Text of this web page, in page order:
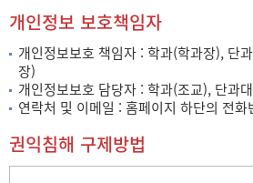
개인정보 보호책임자
개인정보보호 책임자 : 학과(학과장), 단
장)
개인정보보호 담당자 : 학과(조교), 단과
연락처 및 이메일 : 홈페이지 하단의 전화
권익침해 구제방법